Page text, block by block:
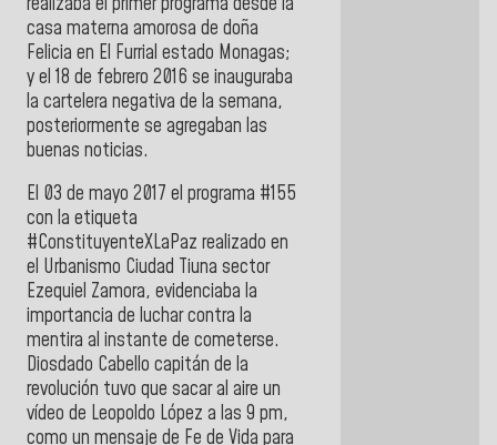
casa materna amorosa de doña
Felicia en El Furrial estado Monagas;
y el 18 de febrero 2016 se inauguraba
la cartelera negativa de la semana,
posteriormente se agregaban las
buenas noticias.
El 03 de mayo 2017 el programa #155
con la etiqueta
#ConstituyenteXLaPaz realizado en
el Urbanismo Ciudad Tiuna sector
Ezequiel Zamora, evidenciaba la
importancia de luchar contra la
mentira al instante de cometerse.
Diosdado Cabello capitán de la
revolución tuvo que sacar al aire un
vídeo de Leopoldo López a las 9 pm,
como un mensaje de Fe de Vida para